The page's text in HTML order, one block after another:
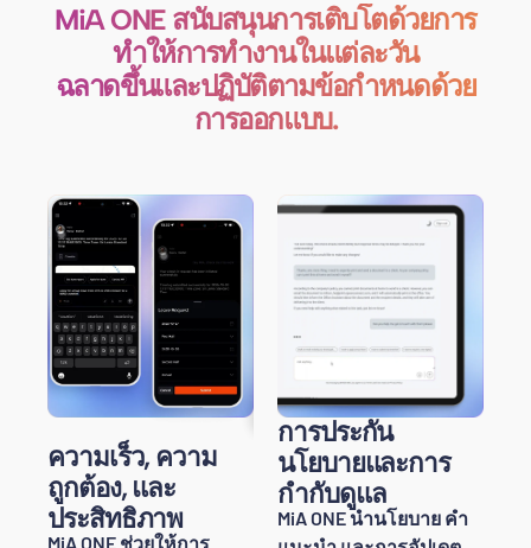
MiA ONE สนับสนุนการเติบโตด้วยการ
ทำให้การทำงานในแต่ละวัน
ฉลาดขึ้นและปฏิบัติตามข้อกำหนดด้วย
การออกแบบ.
ความเร็ว, ความ
ถูกต้อง, และ
ประสิทธิภาพ
MiA ONE ช่วยให้การ
การประกัน
นโยบายและการ
กำกับดูแล
MiA ONE นำนโยบาย คำ